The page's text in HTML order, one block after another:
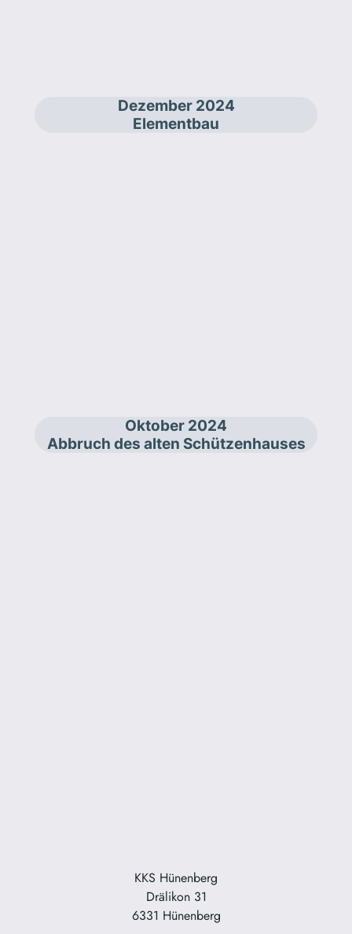
Dezember 2024
Elementbau
Oktober 2024
Abbruch des alten Schützenhauses
KKS Hünenberg
Drälikon 31
6331 Hünenberg